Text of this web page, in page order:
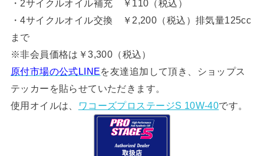
・2サイクルオイル補充 ￥110（税込）
・4サイクルオイル交換 ￥2,200（税込）排気量125cc
まで
※非会員価格は￥3,300（税込）
原付市場の公式LINEを友達追加して頂き、ショップス
テッカーを貼らせていただきます。
使用オイルは、
ワコーズプロステージS 10W-40です。